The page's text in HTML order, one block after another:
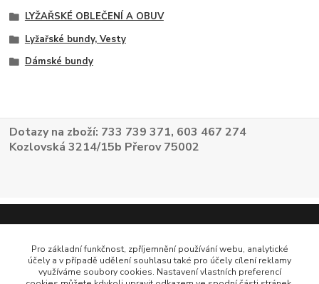
LYŽAŘSKÉ OBLEČENÍ A OBUV
Lyžařské bundy, Vesty
Dámské bundy
Dotazy na zboží: 733 739 371, 603 467 274
Kozlovská 3214/15b Přerov 75002
Pro základní funkčnost, zpříjemnění používání webu, analytické
účely a v případě udělení souhlasu také pro účely cílení reklamy
využíváme soubory cookies. Nastavení vlastních preferencí